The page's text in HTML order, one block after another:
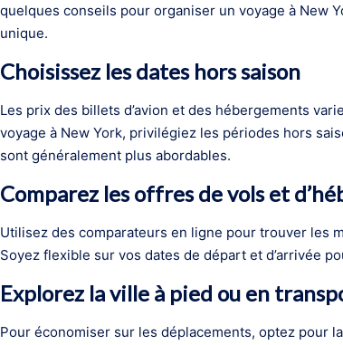
quelques conseils pour organiser un voyage à New
unique.
Choisissez les dates hors saison
Les prix des billets d’avion et des hébergements
voyage à New York, privilégiez les périodes hors
sont généralement plus abordables.
Comparez les offres de vols et
Utilisez des comparateurs en ligne pour trouver les
Soyez flexible sur vos dates de départ et d’arrivée
Explorez la ville à pied ou en
Pour économiser sur les déplacements, optez pour